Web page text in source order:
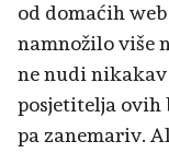
od domaćih
namnožilo više
ne nudi nikakav
posjetitelja ovih
pa zanemariv.